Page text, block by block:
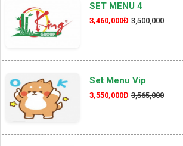
SET MENU 4
3,460,000Đ 3,500,000
Set Menu Vip
3,550,000Đ 3,565,000